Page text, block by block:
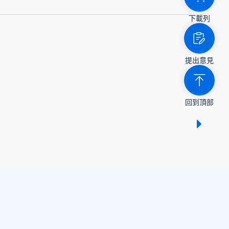
下載列
提出意見
回到頂部